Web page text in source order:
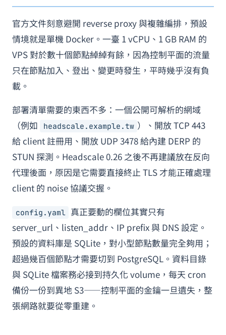
官方文件刻意避開 reverse proxy 與複雜編排，預設
情境就是單機 Docker。一臺 1 vCPU、1 GB RAM 的
VPS 對於數十個節點綽綽有餘，因為控制平面的流量
只在節點加入、登出、變更時發生，平時幾乎沒有負
載。
部署清單需要的東西不多：一個公開可解析的網域
（例如
headscale.example.tw ）、開放 TCP 443
給 client 註冊用、開放 UDP 3478 給內建 DERP 的
STUN 探測。Headscale 0.26 之後不再建議放在反向
代理後面，原因是它需要直接終止 TLS 才能正確處理
client 的 noise 協議交握。
config.yaml 真正要動的欄位其實只有
server_url、listen_addr、IP prefix 與 DNS 設定。
預設的資料庫是 SQLite，對小型節點數量完全夠用；
超過幾百個節點才需要切到 PostgreSQL。資料目錄
與 SQLite 檔案務必接到持久化 volume，每天 cron
備份一份到異地 S3——控制平面的金鑰一旦遺失，整
張網路就要從零重建。